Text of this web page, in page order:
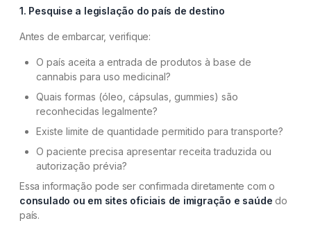
1. Pesquise a legislação do país de destino
Antes de embarcar, verifique:
O país aceita a entrada de produtos à base de
cannabis para uso medicinal?
Quais formas (óleo, cápsulas, gummies) são
reconhecidas legalmente?
Existe limite de quantidade permitido para transporte?
O paciente precisa apresentar receita traduzida ou
autorização prévia?
Essa informação pode ser confirmada diretamente com o
consulado ou em sites oficiais de imigração e saúde do
país.